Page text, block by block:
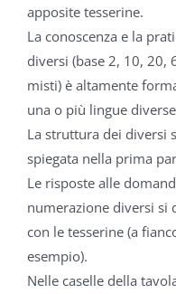
apposite tesserine.
La conoscenza e la
diversi (base 2, 10, 20,
misti) è altamente
una o più lingue
La struttura dei diversi
spiegata nella prima
Le risposte alle
numerazione diversi si
con le tesserine (a
esempio).
Nelle caselle della